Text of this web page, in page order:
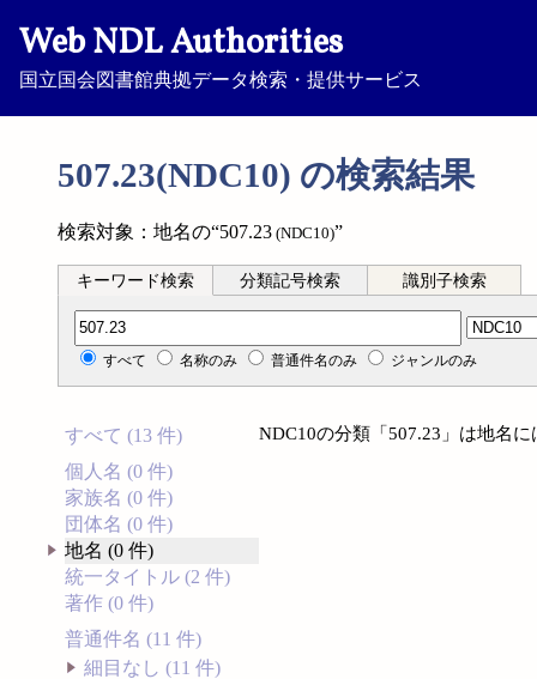
Web NDL Authorities
国立国会図書館典拠データ検索・提供サービス
507.23(NDC10) の検索結果
検索対象：地名の“507.23 (NDC10)”
キーワード検索 分類記号検索 識別子検索
分類記号検索
すべて 名称のみ 普通件名のみ ジャンルのみ
すべて (13 件)
個人名 (0 件)
家族名 (0 件)
団体名 (0 件)
地名 (0 件)
統一タイトル (2 件)
著作 (0 件)
普通件名 (11 件)
細目なし (11 件)
NDC10の分類「507.23」は地名